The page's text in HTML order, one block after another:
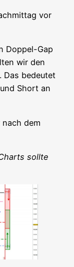
vor
Dop­pel-Gap
wir den
Das bedeu­tet
Short an
dem
soll­te